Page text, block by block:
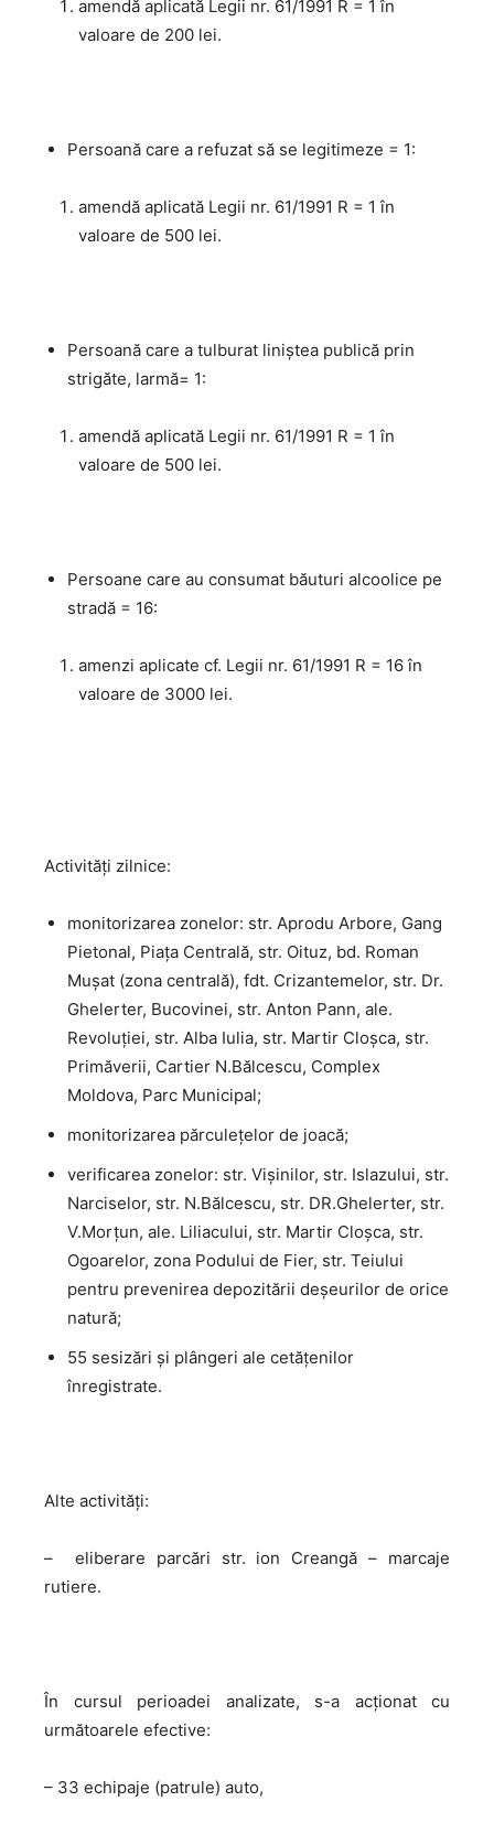
amendă aplicată Legii nr. 61/1991 R = 1 în
valoare de 200 lei.
Persoană care a refuzat să se legitimeze = 1:
amendă aplicată Legii nr. 61/1991 R = 1 în
valoare de 500 lei.
Persoană care a tulburat liniștea publică prin
strigăte, larmă= 1:
amendă aplicată Legii nr. 61/1991 R = 1 în
valoare de 500 lei.
Persoane care au consumat băuturi alcoolice pe
stradă = 16:
amenzi aplicate cf. Legii nr. 61/1991 R = 16 în
valoare de 3000 lei.
Activităţi zilnice:
monitorizarea zonelor: str. Aprodu Arbore, Gang
Pietonal, Piața Centrală, str. Oituz, bd. Roman
Mușat (zona centrală), fdt. Crizantemelor, str. Dr.
Ghelerter, Bucovinei, str. Anton Pann, ale.
Revoluției, str. Alba Iulia, str. Martir Cloșca, str.
Primăverii, Cartier N.Bălcescu, Complex
Moldova, Parc Municipal;
monitorizarea părculețelor de joacă;
verificarea zonelor: str. Vișinilor, str. Islazului, str.
Narciselor, str. N.Bălcescu, str. DR.Ghelerter, str.
V.Morțun, ale. Liliacului, str. Martir Cloșca, str.
Ogoarelor, zona Podului de Fier, str. Teiului
pentru prevenirea depozitării deşeurilor de orice
natură;
55 sesizări şi plângeri ale cetăţenilor
înregistrate.
Alte activități:
– eliberare parcări str. ion Creangă – marcaje
rutiere.
În cursul perioadei analizate, s-a acţionat cu
următoarele efective:
– 33 echipaje (patrule) auto,